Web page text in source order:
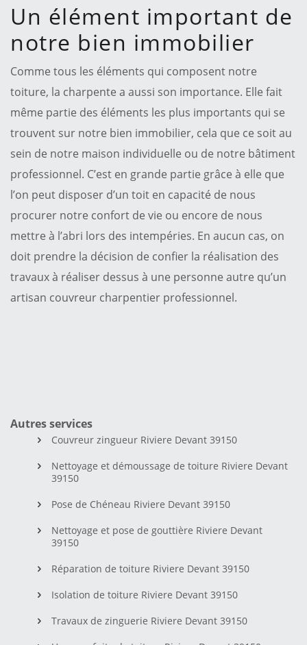
Un élément important de
notre bien immobilier
Comme tous les éléments qui composent notre
toiture, la charpente a aussi son importance. Elle fait
même partie des éléments les plus importants qui se
trouvent sur notre bien immobilier, cela que ce soit au
sein de notre maison individuelle ou de notre bâtiment
professionnel. C’est en grande partie grâce à elle que
l’on peut disposer d’un toit en capacité de nous
procurer notre confort de vie ou encore de nous
mettre à l’abri lors des intempéries. En aucun cas, on
doit prendre la décision de confier la réalisation des
travaux à réaliser dessus à une personne autre qu’un
artisan couvreur charpentier professionnel.
Autres services
Couvreur zingueur Riviere Devant 39150
Nettoyage et démoussage de toiture Riviere Devant
39150
Pose de Chéneau Riviere Devant 39150
Nettoyage et pose de gouttière Riviere Devant
39150
Réparation de toiture Riviere Devant 39150
Isolation de toiture Riviere Devant 39150
Travaux de zinguerie Riviere Devant 39150